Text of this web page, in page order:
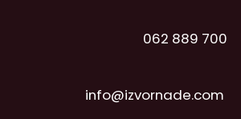
062 889 700
info@izvornade.com